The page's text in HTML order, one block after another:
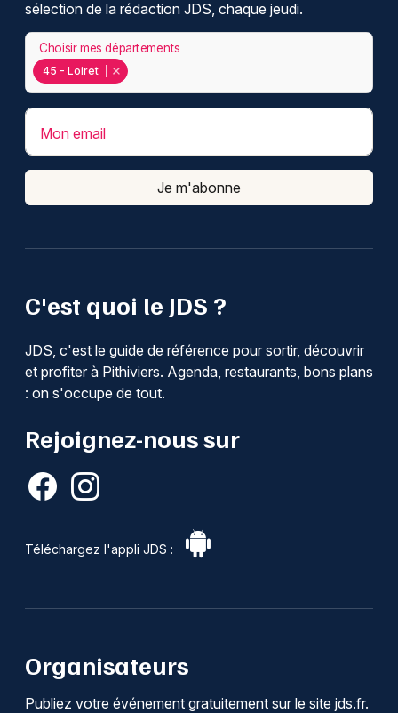
C'est quoi le JDS ?
JDS, c'est le guide de référence pour sortir, découvrir
et profiter à Pithiviers. Agenda, restaurants, bons plans
: on s'occupe de tout.
Rejoignez-nous sur
Téléchargez l'appli JDS :
sélection de la rédaction JDS, chaque jeudi.
45 - Loiret
Choisir mes départements
Mon email
Je m'abonne
Organisateurs
Publiez votre événement gratuitement sur le site jds.fr.